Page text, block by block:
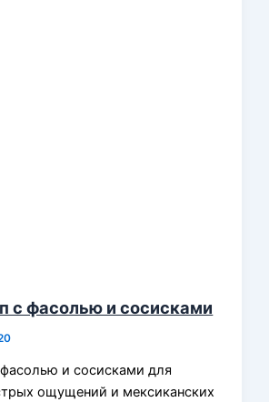
с фасолью и сосисками
и сосисками для
ощущений и мексиканских